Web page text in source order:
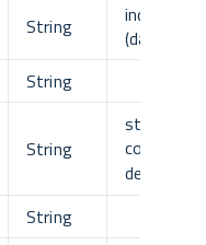
String
indice
(da 1 a 5)
String
String
struttura
contiene i
dei
String